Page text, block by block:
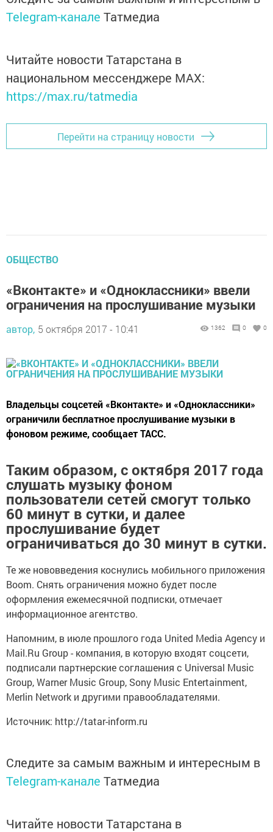
Telegram-канале Татмедиа
Читайте новости Татарстана в
национальном мессенджере MАХ:
https://max.ru/tatmedia
Перейти на страницу новости
ОБЩЕСТВО
«Вконтакте» и «Одноклассники» ввели
ограничения на прослушивание музыки
автор, 5 октября 2017 - 10:41 1362 0 0
Владельцы соцсетей «Вконтакте» и «Одноклассники»
ограничили бесплатное прослушивание музыки в
фоновом режиме, сообщает ТАСС.
Таким образом, с октября 2017 года
слушать музыку фоном
пользователи сетей смогут только
60 минут в сутки, и далее
прослушивание будет
ограничиваться до 30 минут в сутки.
Те же нововведения коснулись мобильного приложения
Boom. Снять ограничения можно будет после
оформления ежемесячной подписки, отмечает
информационное агентство.
Напомним, в июле прошлого года United Media Agency и
Mail.Ru Group - компания, в которую входят соцсети,
подписали партнерские соглашения с Universal Music
Group, Warner Music Group, Sony Music Entertainment,
Merlin Network и другими правообладателями.
Источник: http://tatar-inform.ru
Следите за самым важным и интересным в
Telegram-канале Татмедиа
Читайте новости Татарстана в